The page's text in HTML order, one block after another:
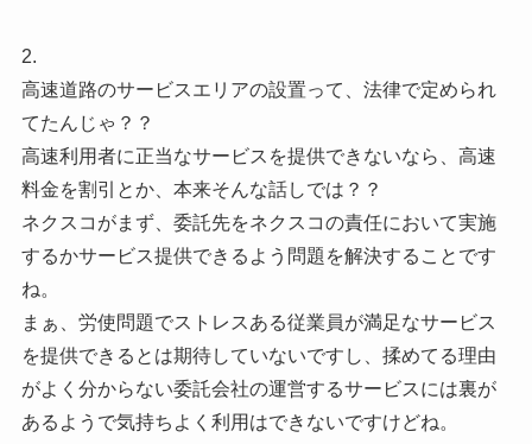
2.
高速道路のサービスエリアの設置って、法律で定められ
てたんじゃ？？
高速利用者に正当なサービスを提供できないなら、高速
料金を割引とか、本来そんな話しでは？？
ネクスコがまず、委託先をネクスコの責任において実施
するかサービス提供できるよう問題を解決することです
ね。
まぁ、労使問題でストレスある従業員が満足なサービス
を提供できるとは期待していないですし、揉めてる理由
がよく分からない委託会社の運営するサービスには裏が
あるようで気持ちよく利用はできないですけどね。